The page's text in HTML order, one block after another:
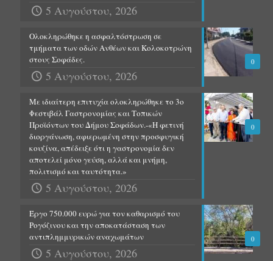
5 Αυγούστου, 2026
0
Ολοκληρώθηκε η ασφαλτόστρωση σε
τμήματα των οδών Ανθέων και Κολοκοτρώνη
στους Σοφάδες.
5 Αυγούστου, 2026
0
Με ιδιαίτερη επιτυχία ολοκληρώθηκε το 3ο
Φεστιβάλ Γαστρονομίας και Τοπικών
Προϊόντων του Δήμου Σοφάδων.-«Η φετινή
διοργάνωση, αφιερωμένη στην προσφυγική
κουζίνα, απέδειξε ότι η γαστρονομία δεν
αποτελεί μόνο γεύση, αλλά και μνήμη,
πολιτισμό και ταυτότητα.»
5 Αυγούστου, 2026
0
Έργο 750.000 ευρώ για τον καθαρισμό του
Ρογόζινου και την αποκατάσταση των
αντιπλημμυρικών αναχωμάτων
5 Αυγούστου, 2026